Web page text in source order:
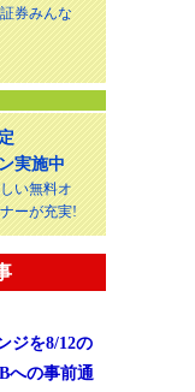
券みんな
実施中
い無料オ
ーが充実!
ジを8/12の
への事前通